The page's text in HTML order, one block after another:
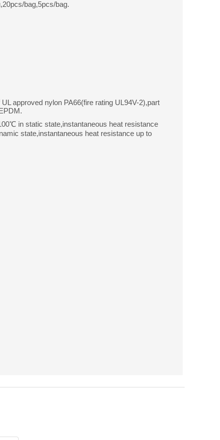
bag,5pcs/bag.
approved nylon PA66(fire rating UL94V-2),part
in static state,instantaneous heat resistance
state,instantaneous heat resistance up to